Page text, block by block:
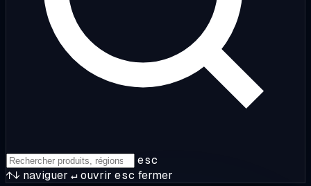
esc
↑↓ naviguer ↵ouvrir esc fermer